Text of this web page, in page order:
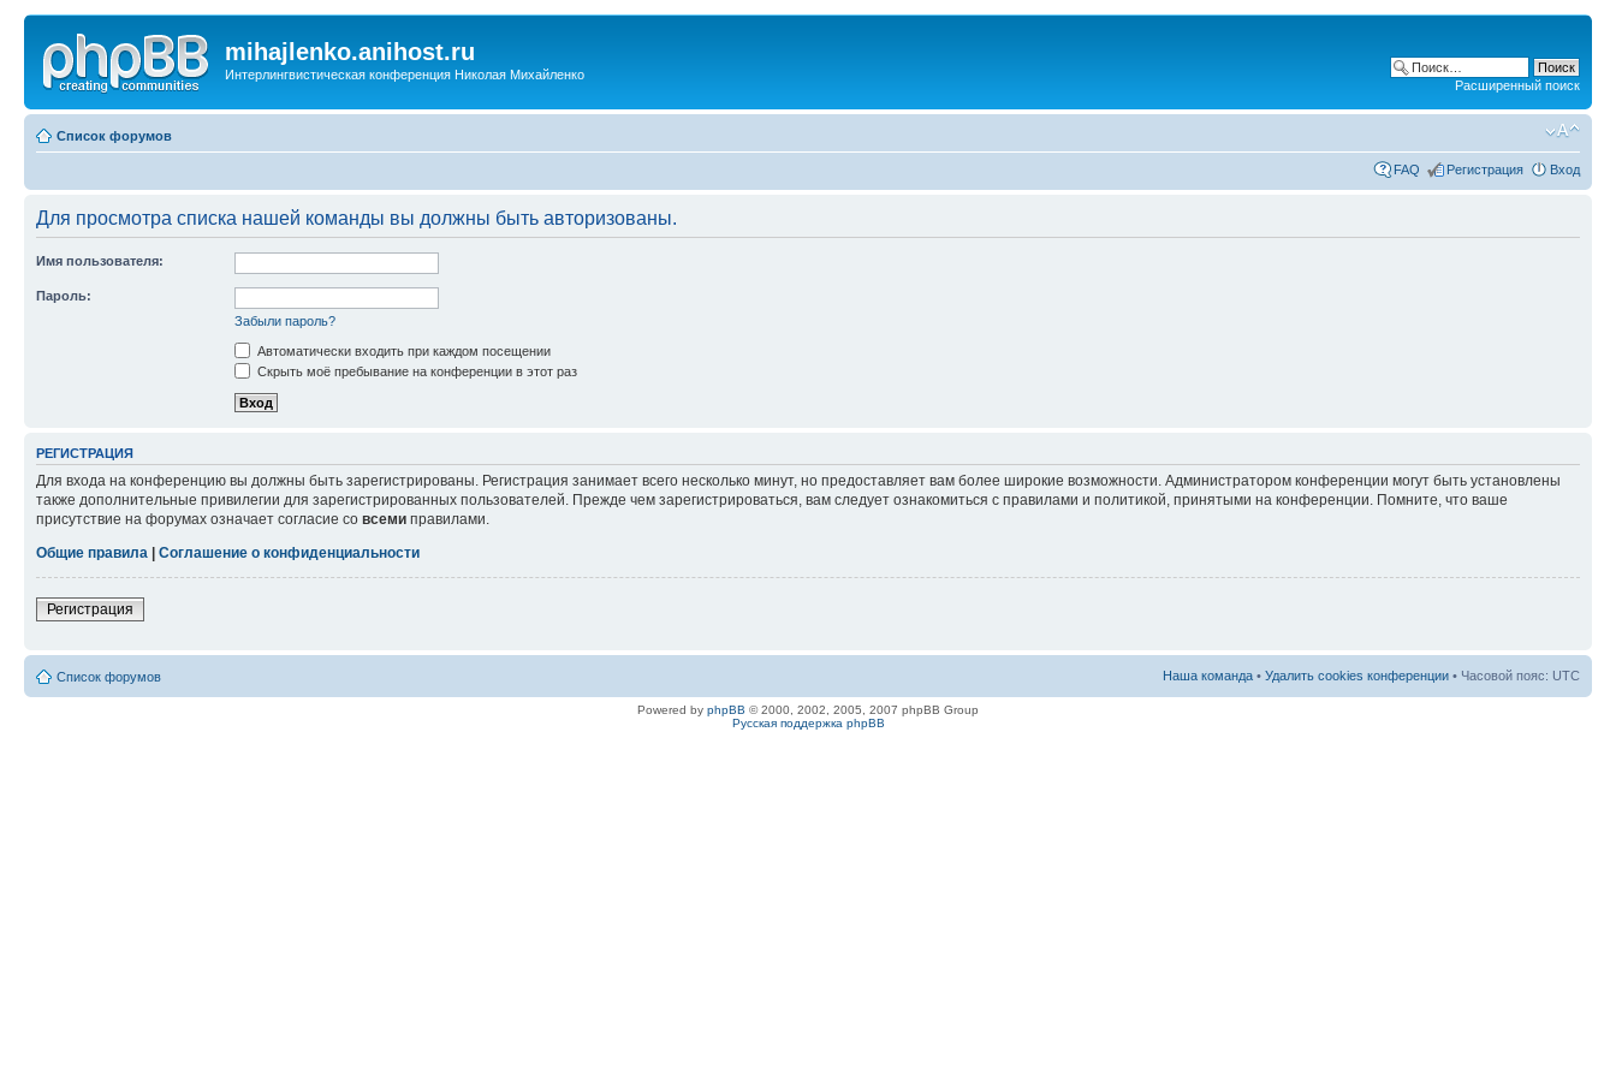
mihajlenko.anihost.ru
Интерлингвистическая конференция Николая Михайленко
Расширенный поиск
Список форумов
FAQ Регистрация Вход
Для просмотра списка нашей команды вы должны быть авторизованы.
Имя пользователя:
Пароль:
Забыли пароль?
Автоматически входить при каждом посещении
Скрыть моё пребывание на конференции в этот раз
РЕГИСТРАЦИЯ
Для входа на конференцию вы должны быть зарегистрированы. Регистрация занимает всего несколько минут, но предоставляет вам более широкие возможности. Администратором конференции могут быть установлены
также дополнительные привилегии для зарегистрированных пользователей. Прежде чем зарегистрироваться, вам следует ознакомиться с правилами и политикой, принятыми на конференции. Помните, что ваше
присутствие на форумах означает согласие со всеми правилами.
Общие правила
Соглашение о конфиденциальности
Регистрация
Список форумов Наша команда • Удалить cookies конференции • Часовой пояс: UTC
Powered by phpBB © 2000, 2002, 2005, 2007 phpBB Group
Русская поддержка phpBB